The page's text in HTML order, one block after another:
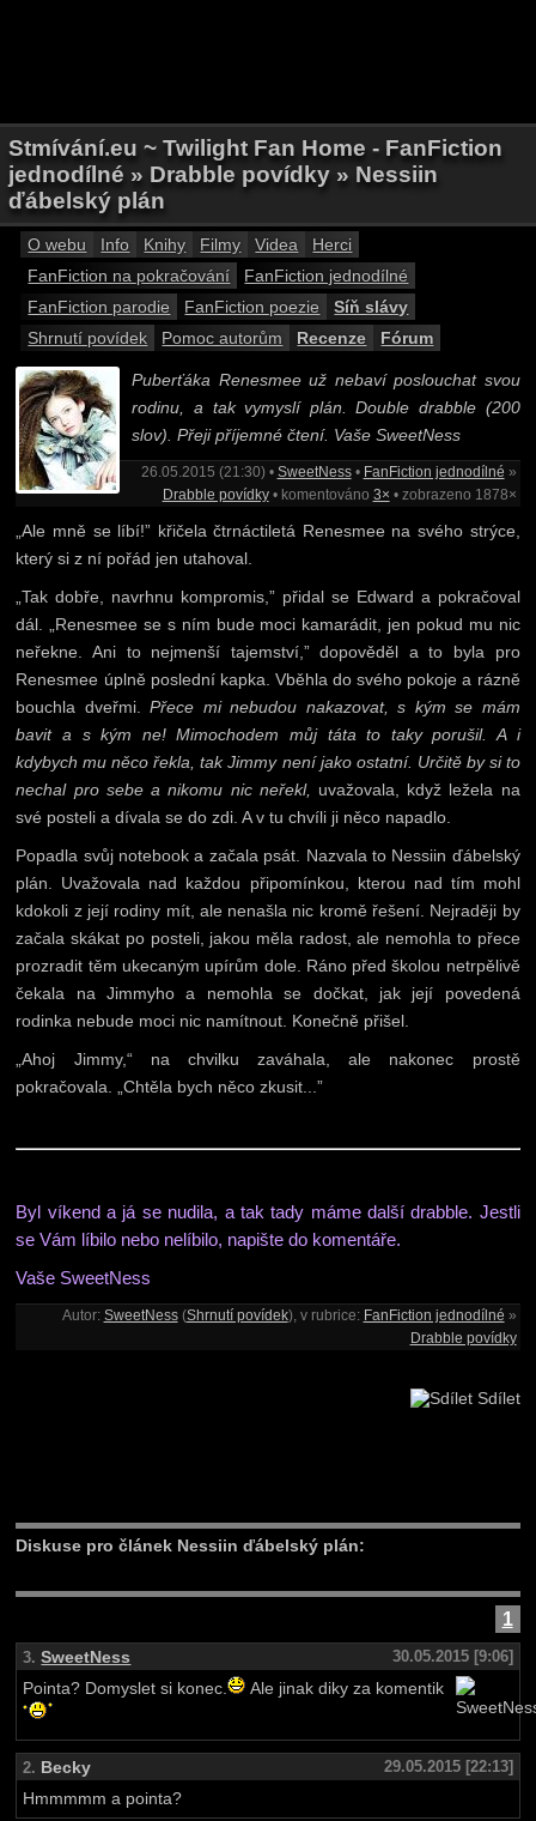
Stmívání.eu ~ Twilight Fan Home - FanFiction
jednodílné » Drabble povídky » Nessiin
ďábelský plán
O webu Info Knihy Filmy Videa
Herci
FanFiction na pokračování
FanFiction jednodílné
FanFiction parodie
FanFiction poezie
Síň slávy
Shrnutí povídek
Pomoc autorům Recenze Fórum
Puberťáka Renesmee už nebaví poslouchat svou
rodinu, a tak vymyslí plán. Double drabble (200
slov). Přeji příjemné čtení. Vaše SweetNess
26.05.2015 (21:30) • SweetNess• FanFiction jednodílné »
Drabble povídky• komentováno 3× • zobrazeno 1878×
„Ale mně se líbí!” křičela čtrnáctiletá Renesmee na svého strýce,
který si z ní pořád jen utahoval.
„Tak dobře, navrhnu kompromis,” přidal se Edward a pokračoval
dál. „Renesmee se s ním bude moci kamarádit, jen pokud mu nic
neřekne. Ani to nejmenší tajemství,” dopověděl a to byla pro
Renesmee úplně poslední kapka. Vběhla do svého pokoje a rázně
bouchla dveřmi.Přece mi nebudou nakazovat, s kým se mám
bavit a s kým ne! Mimochodem můj táta to taky porušil. A i
kdybych mu něco řekla, tak Jimmy není jako ostatní. Určitě by si to
nechal pro sebe a nikomu nic neřekl, uvažovala, když ležela na
své posteli a dívala se do zdi. A v tu chvíli ji něco napadlo.
Popadla svůj notebook a začala psát. Nazvala to Nessiin ďábelský
plán. Uvažovala nad každou připomínkou, kterou nad tím mohl
kdokoli z její rodiny mít, ale nenašla nic kromě řešení. Nejraději by
začala skákat po posteli, jakou měla radost, ale nemohla to přece
prozradit těm ukecaným upírům dole. Ráno před školou netrpělivě
čekala na Jimmyho a nemohla se dočkat, jak její povedená
rodinka nebude moci nic namítnout. Konečně přišel.
„Ahoj Jimmy,“ na chvilku zaváhala, ale nakonec prostě
pokračovala. „Chtěla bych něco zkusit...”
Byl víkend a já se nudila, a tak tady máme další drabble. Jestli
se Vám líbilo nebo nelíbilo, napište do komentáře.
Vaše SweetNess
Autor: SweetNess(Shrnutí povídek), v rubrice: FanFiction jednodílné »
Drabble povídky
Sdílet
Diskuse pro článek Nessiin ďábelský plán:
1
3. SweetNess
30.05.2015 [9:06]
Pointa? Domyslet si konec.
Ale jinak diky za komentik
2. Becky
29.05.2015 [22:13]
Hmmmmm a pointa?